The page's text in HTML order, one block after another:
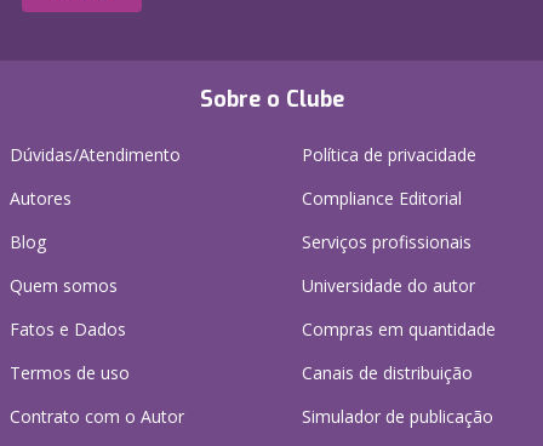
Sobre o Clube
Dúvidas/Atendimento
Autores
Blog
Quem somos
Fatos e Dados
Termos de uso
Contrato com o Autor
Política de privacidade
Compliance Editorial
Serviços profissionais
Universidade do autor
Compras em quantidade
Canais de distribuição
Simulador de publicação